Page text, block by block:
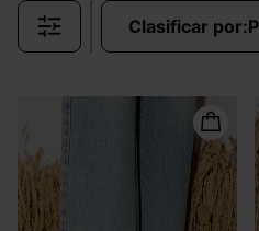
clasificar por: